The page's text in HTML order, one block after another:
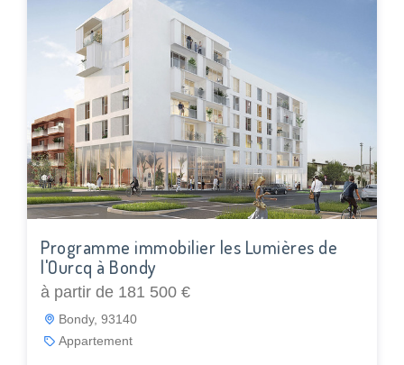
Programme immobilier les Lumières de
l'Ourcq à Bondy
à partir de 181 500 €
Bondy, 93140
Appartement